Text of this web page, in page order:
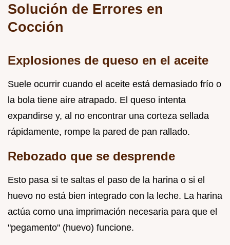
Solución de Errores en
Cocción
Explosiones de queso en el aceite
Suele ocurrir cuando el aceite está demasiado frío o
la bola tiene aire atrapado. El queso intenta
expandirse y, al no encontrar una corteza sellada
rápidamente, rompe la pared de pan rallado.
Rebozado que se desprende
Esto pasa si te saltas el paso de la harina o si el
huevo no está bien integrado con la leche. La harina
actúa como una imprimación necesaria para que el
"pegamento" (huevo) funcione.